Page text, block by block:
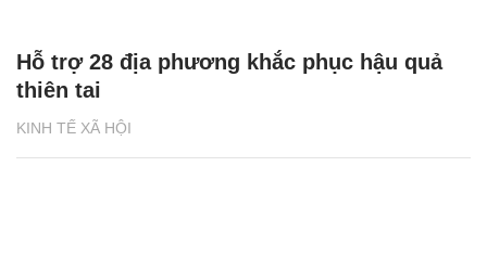
KINH TẾ XÃ HỘI
Hỗ trợ 28 địa phương khắc phục hậu quả
thiên tai